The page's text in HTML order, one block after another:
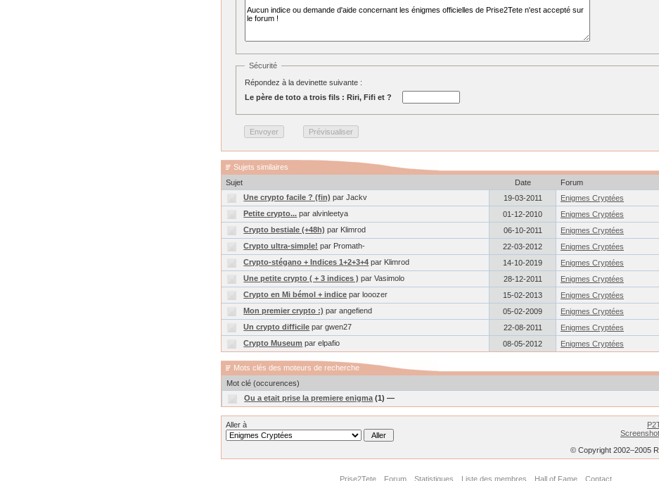
Sécurité
Répondez à la devinette suivante :
Le père de toto a trois fils : Riri, Fifi et ?
Sujets similaires
Sujet
Date
Forum
Une crypto facile ? (fin) par Jackv 19-03-2011
Enigmes Cryptées
Petite crypto... par alvinleetya 01-12-2010
Enigmes Cryptées
Crypto bestiale (+48h) par Klimrod 06-10-2011
Enigmes Cryptées
Crypto ultra-simple! par Promath- 22-03-2012
Enigmes Cryptées
Crypto-stégano + Indices 1+2+3+4 par Klimrod 14-10-2019
Enigmes Cryptées
Une petite crypto ( + 3 indices ) par Vasimolo 28-12-2011
Enigmes Cryptées
Crypto en Mi bémol + indice par looozer 15-02-2013
Enigmes Cryptées
Mon premier crypto :) par angefiend 05-02-2009
Enigmes Cryptées
Un crypto difficile par gwen27 22-08-2011
Enigmes Cryptées
Crypto Museum par elpafio 08-05-2012 Enigmes Cryptées
Mots clés des moteurs de recherche
Mot clé (occurences)
Ou a etait prise la premiere enigma (1) —
Aller à
© Copyright 2002–2005
Prise2Tete Forum Statistiques Liste des membres Hall of Fame Contact